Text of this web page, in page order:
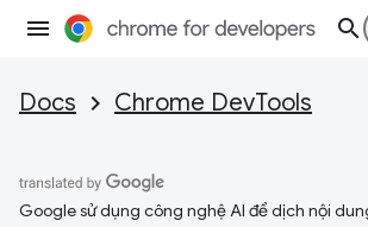
Docs Chrome DevTools
Google sử dụng công nghệ AI để dịch nội